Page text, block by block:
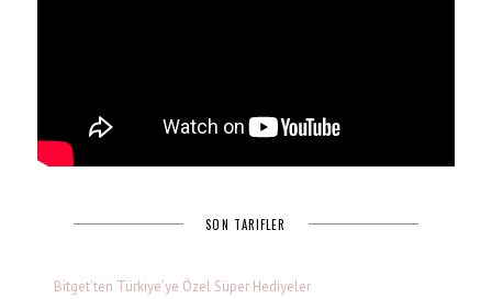
SON TARIFLER
Bitget’ten Türkiye’ye Özel Süper Hediyeler